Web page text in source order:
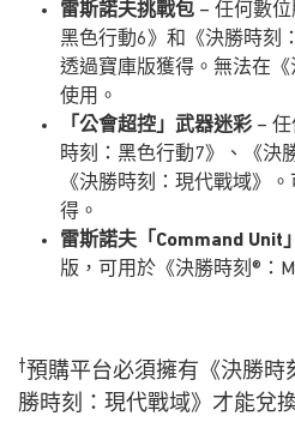
雷斯諾夫挑戰包 – 任何數位
黑色行動6》和《決勝時刻
透過寶庫版獲得。無法在
使用。
「公會超控」武器迷彩 –
時刻：黑色行動7》、《決
《決勝時刻：現代戰域》
得。
雷斯諾夫「Command Unit
版，可用於《決勝時刻®：
†預購平台必須擁有《決勝時
勝時刻：現代戰域》才能兌